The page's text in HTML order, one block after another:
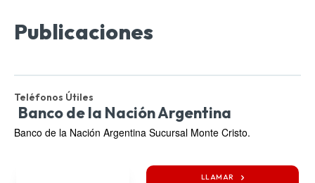
Publicaciones
Teléfonos Útiles
Banco de la Nación Argentina
Banco de la Nación Argentina Sucursal Monte Cristo.
LLAMAR